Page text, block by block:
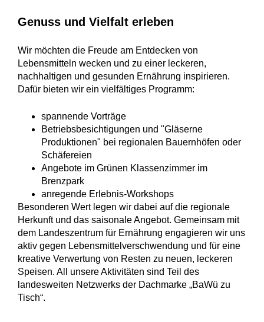
Genuss und Vielfalt erleben
Wir möchten die Freude am Entdecken von
Lebensmitteln wecken und zu einer leckeren,
nachhaltigen und gesunden Ernährung inspirieren.
Dafür bieten wir ein vielfältiges Programm:
spannende Vorträge
Betriebsbesichtigungen und "Gläserne
Produktionen" bei regionalen Bauernhöfen oder
Schäfereien
Angebote im Grünen Klassenzimmer im
Brenzpark
anregende Erlebnis-Workshops
Besonderen Wert legen wir dabei auf die regionale
Herkunft und das saisonale Angebot. Gemeinsam mit
dem Landeszentrum für Ernährung engagieren wir uns
aktiv gegen Lebensmittelverschwendung und für eine
kreative Verwertung von Resten zu neuen, leckeren
Speisen. All unsere Aktivitäten sind Teil des
landesweiten Netzwerks der Dachmarke „BaWü zu
Tisch“.